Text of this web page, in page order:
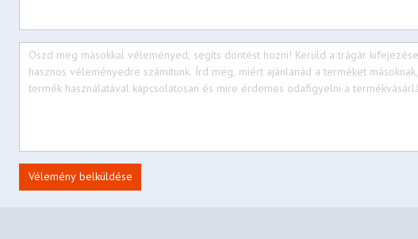
Vélemény belküldése